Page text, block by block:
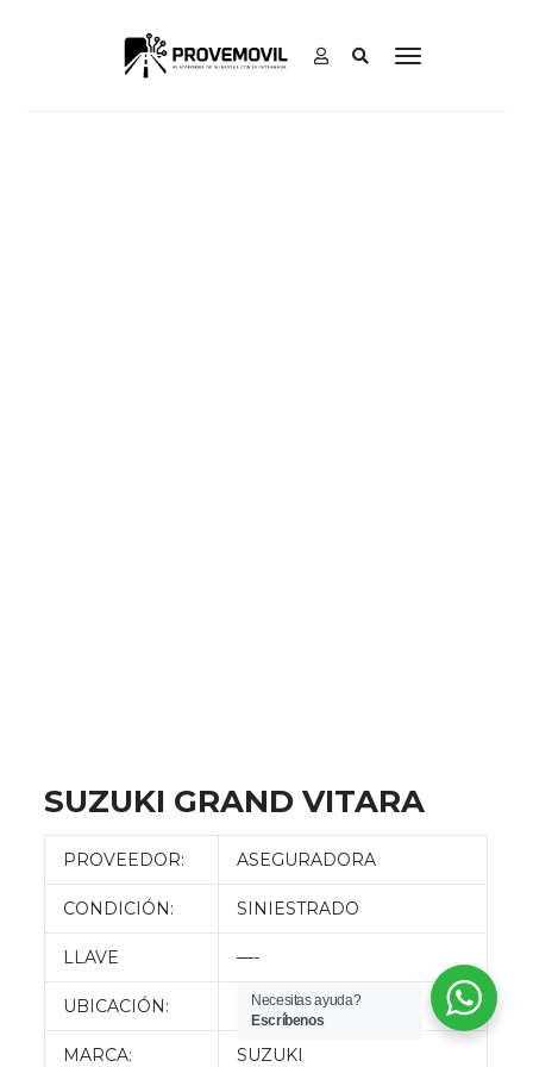
SUZUKI GRAND VITARA
PROVEEDOR: ASEGURADORA
CONDICIÓN: SINIESTRADO
LLAVE —-
UBICACIÓN: QUITO
MARCA: SUZUKI
Necesitas ayuda?
Escríbenos